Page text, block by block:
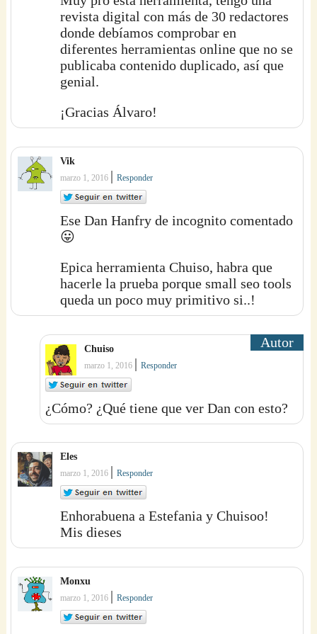
revista digital con más de 30 redactores
donde debíamos comprobar en
diferentes herramientas online que no se
publicaba contenido duplicado, así que
genial.
¡Gracias Álvaro!
Vik
marzo 1, 2016 |Responder
Ese Dan Hanfry de incognito comentado
😛
Epica herramienta Chuiso, habra que
hacerle la prueba porque small seo tools
queda un poco muy primitivo si..!
Chuiso
marzo 1, 2016 |Responder
¿Cómo? ¿Qué tiene que ver Dan con esto?
Eles
marzo 1, 2016 |Responder
Enhorabuena a Estefania y Chuisoo!
Mis dieses
Monxu
marzo 1, 2016 |Responder